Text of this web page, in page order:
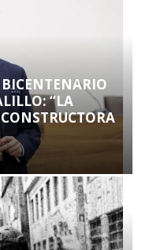
BICENTENARIO
“LA